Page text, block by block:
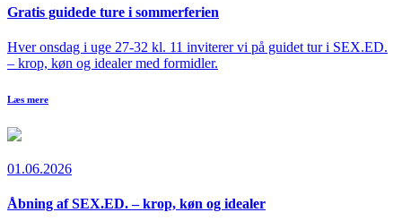
Gratis guidede ture i sommerferien
Hver onsdag i uge 27-32 kl. 11 inviterer vi på guidet tur i SEX.ED.
– krop, køn og idealer med formidler.
Læs mere
01.06.2026
Åbning af SEX.ED. – krop, køn og idealer